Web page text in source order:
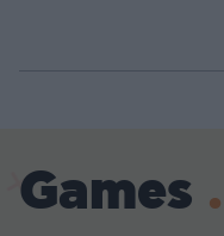
Games